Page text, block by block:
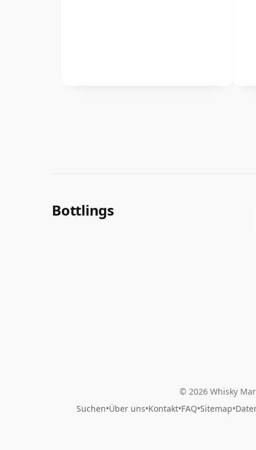
Bottlings
© 2026 Whisky
Suchen•Über uns•Kontakt•FAQ•Sitemap•